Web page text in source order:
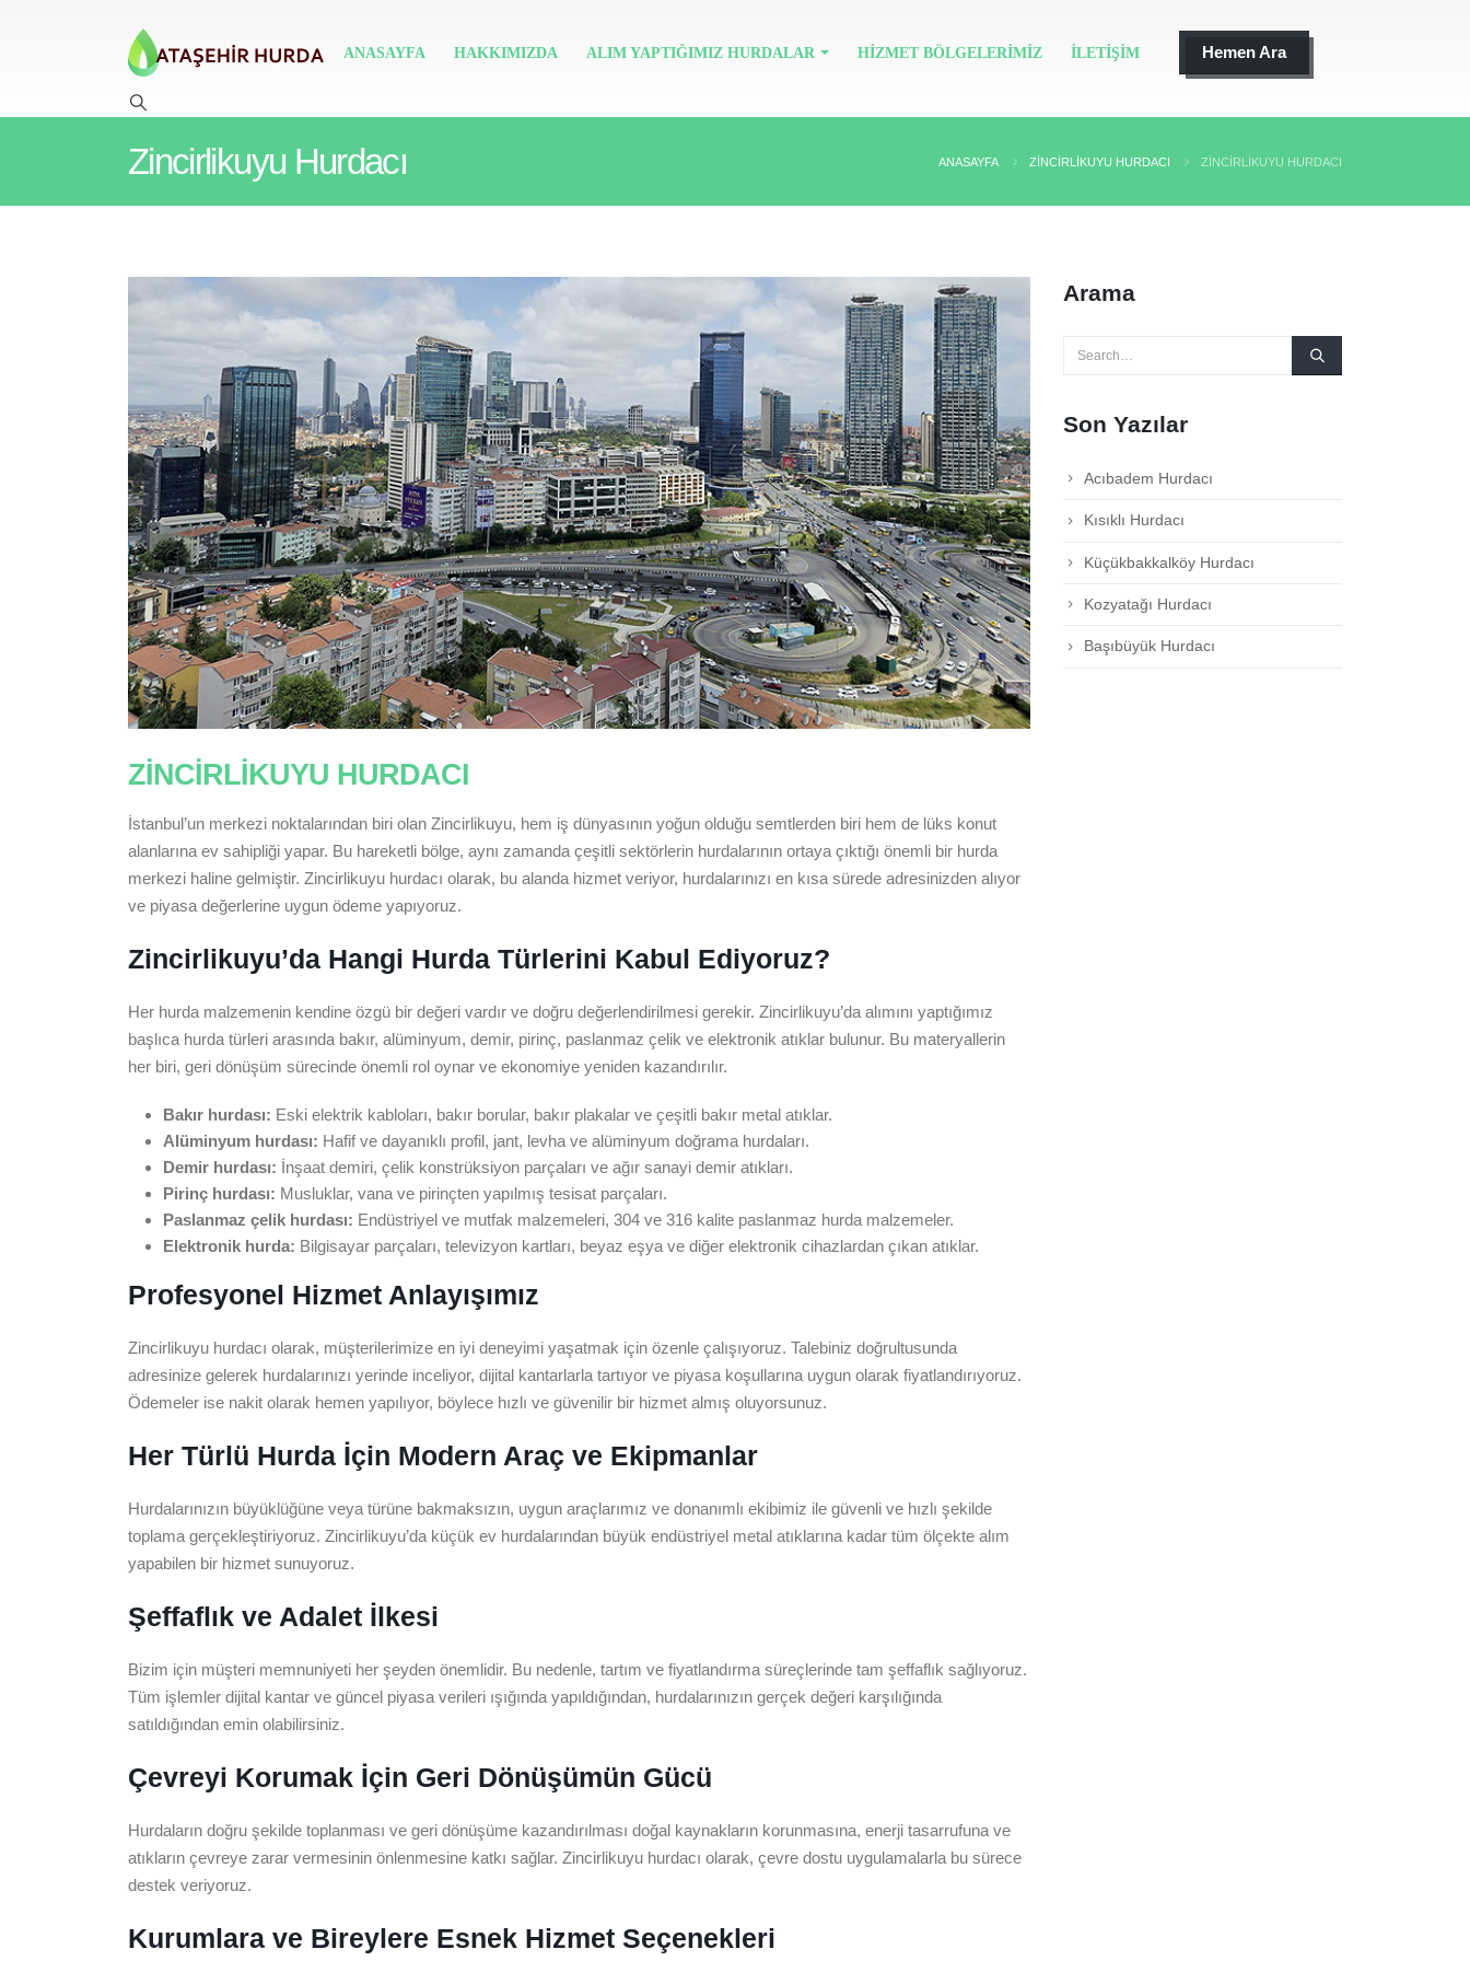
ANASAYFA HAKKIMIZDA ALIM YAPTIĞIMIZ HURDALAR HIZMET BÖLGELERIMIZ İLETIŞIM Hemen Ara
Zincirlikuyu Hurdacı ANASAYFA ZINCIRLIKUYU HURDACI ZINCIRLIKUYU HURDACI
ZINCIRLIKUYU HURDACI
İstanbul’un merkezi noktalarından biri olan Zincirlikuyu, hem iş dünyasının yoğun olduğu semtlerden biri hem de lüks konut
alanlarına ev sahipliği yapar. Bu hareketli bölge, aynı zamanda çeşitli sektörlerin hurdalarının ortaya çıktığı önemli bir hurda
merkezi haline gelmiştir. Zincirlikuyu hurdacı olarak, bu alanda hizmet veriyor, hurdalarınızı en kısa sürede adresinizden alıyor
ve piyasa değerlerine uygun ödeme yapıyoruz.
Zincirlikuyu’da Hangi Hurda Türlerini Kabul Ediyoruz?
Her hurda malzemenin kendine özgü bir değeri vardır ve doğru değerlendirilmesi gerekir. Zincirlikuyu’da alımını yaptığımız
başlıca hurda türleri arasında bakır, alüminyum, demir, pirinç, paslanmaz çelik ve elektronik atıklar bulunur. Bu materyallerin
her biri, geri dönüşüm sürecinde önemli rol oynar ve ekonomiye yeniden kazandırılır.
Bakır hurdası: Eski elektrik kabloları, bakır borular, bakır plakalar ve çeşitli bakır metal atıklar.
Alüminyum hurdası: Hafif ve dayanıklı profil, jant, levha ve alüminyum doğrama hurdaları.
Demir hurdası: İnşaat demiri, çelik konstrüksiyon parçaları ve ağır sanayi demir atıkları.
Pirinç hurdası: Musluklar, vana ve pirinçten yapılmış tesisat parçaları.
Paslanmaz çelik hurdası: Endüstriyel ve mutfak malzemeleri, 304 ve 316 kalite paslanmaz hurda malzemeler.
Elektronik hurda: Bilgisayar parçaları, televizyon kartları, beyaz eşya ve diğer elektronik cihazlardan çıkan atıklar.
Profesyonel Hizmet Anlayışımız
Zincirlikuyu hurdacı olarak, müşterilerimize en iyi deneyimi yaşatmak için özenle çalışıyoruz. Talebiniz doğrultusunda
adresinize gelerek hurdalarınızı yerinde inceliyor, dijital kantarlarla tartıyor ve piyasa koşullarına uygun olarak fiyatlandırıyoruz.
Ödemeler ise nakit olarak hemen yapılıyor, böylece hızlı ve güvenilir bir hizmet almış oluyorsunuz.
Her Türlü Hurda İçin Modern Araç ve Ekipmanlar
Hurdalarınızın büyüklüğüne veya türüne bakmaksızın, uygun araçlarımız ve donanımlı ekibimiz ile güvenli ve hızlı şekilde
toplama gerçekleştiriyoruz. Zincirlikuyu’da küçük ev hurdalarından büyük endüstriyel metal atıklarına kadar tüm ölçekte alım
yapabilen bir hizmet sunuyoruz.
Şeffaflık ve Adalet İlkesi
Bizim için müşteri memnuniyeti her şeyden önemlidir. Bu nedenle, tartım ve fiyatlandırma süreçlerinde tam şeffaflık sağlıyoruz.
Tüm işlemler dijital kantar ve güncel piyasa verileri ışığında yapıldığından, hurdalarınızın gerçek değeri karşılığında
satıldığından emin olabilirsiniz.
Çevreyi Korumak İçin Geri Dönüşümün Gücü
Hurdaların doğru şekilde toplanması ve geri dönüşüme kazandırılması doğal kaynakların korunmasına, enerji tasarrufuna ve
atıkların çevreye zarar vermesinin önlenmesine katkı sağlar. Zincirlikuyu hurdacı olarak, çevre dostu uygulamalarla bu sürece
destek veriyoruz.
Kurumlara ve Bireylere Esnek Hizmet Seçenekleri
Arama
Son Yazılar
Acıbadem Hurdacı
Kısıklı Hurdacı
Küçükbakkalköy Hurdacı
Kozyatağı Hurdacı
Başıbüyük Hurdacı